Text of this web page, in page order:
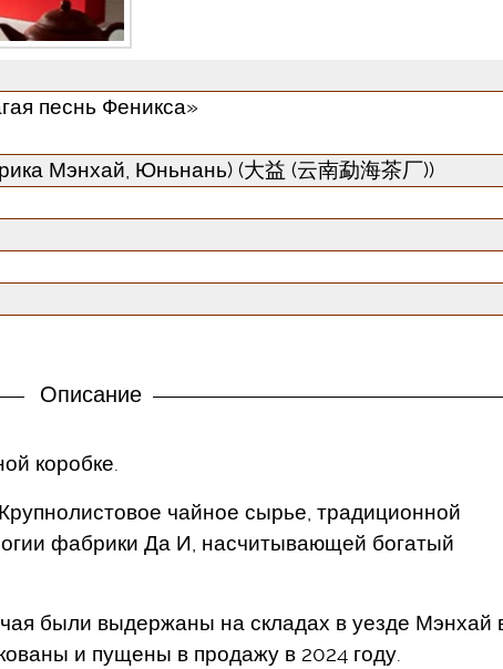
песнь Феникса»
Мэнхай, Юньнань) (大益 (云南勐海茶厂))
Описание
коробке.
чайное сырье, традиционной
фабрики Да И, насчитывающей богатый
были выдержаны на складах в уезде Мэнхай
и пущены в продажу в 2024 году.